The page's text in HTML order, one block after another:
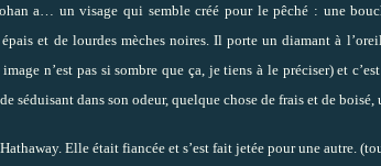
a… un visage qui semble créé pour le pêché : une
et de lourdes mèches noires. Il porte un diamant à
image n’est pas si sombre que ça, je tiens à le préciser) et
séduisant dans son odeur, quelque chose de frais et de
Elle était fiancée et s’est fait jetée pour une autre.